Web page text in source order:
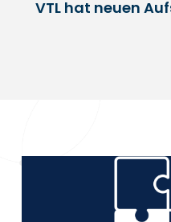
VTL hat neuen